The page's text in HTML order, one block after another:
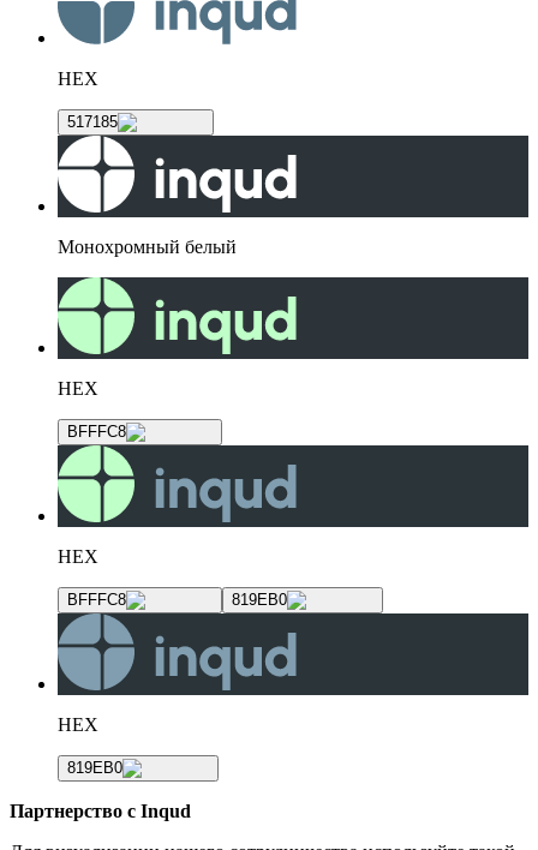
HEX
517185
Монохромный белый
HEX
BFFFC8
HEX
BFFFC8 819EB0
HEX
819EB0
Партнерство с Inqud